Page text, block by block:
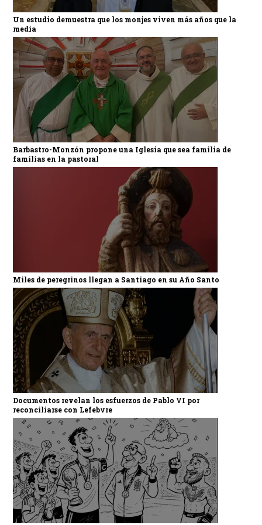
Un estudio demuestra que los monjes viven más años que la
media
Barbastro-Monzón propone una Iglesia que sea familia de
familias en la pastoral
Miles de peregrinos llegan a Santiago en su Año Santo
Documentos revelan los esfuerzos de Pablo VI por
reconciliarse con Lefebvre